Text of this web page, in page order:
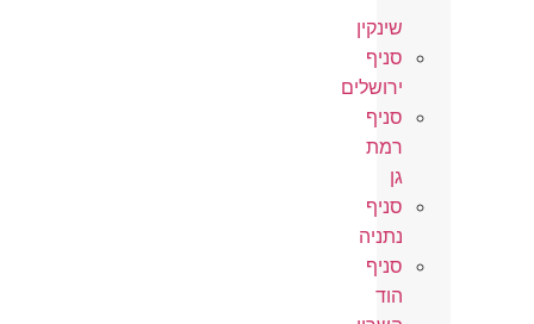
שינקין
סניף
ירושלים
סניף
רמת
גן
סניף
נתניה
סניף
הוד